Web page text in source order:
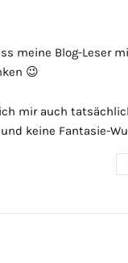
meine Blog-Leser
😉
mir auch
keine Fantasie-